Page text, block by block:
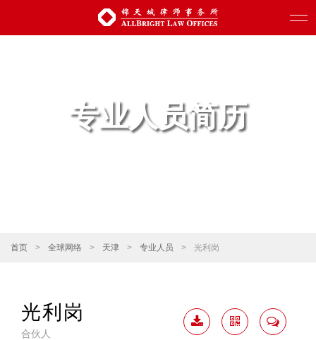
专业人员简历
首页 > 全球网络 > 天津 > 专业人员 > 光利岗
光利岗
合伙人